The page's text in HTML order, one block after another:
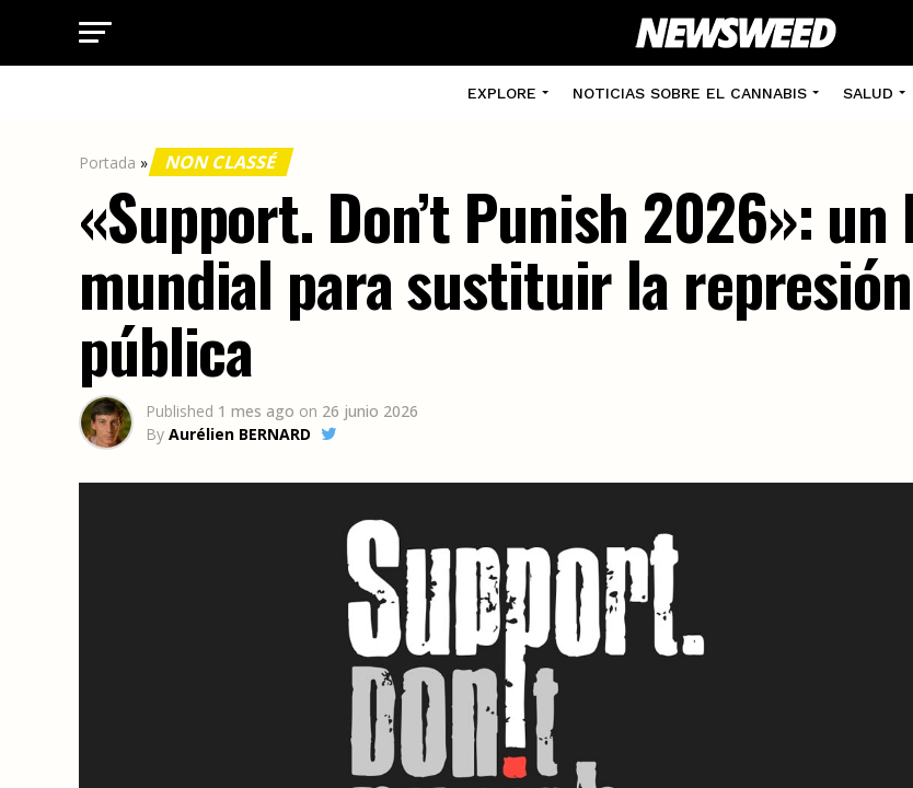
EXPLORE NOTICIAS SOBRE EL CANNABIS SALUD
Portada » NON CLASSÉ
«Support. Don’t Punish 2026»:
mundial para sustituir la
pública
Published 1 mes ago on 26 junio 2026
By Aurélien BERNARD